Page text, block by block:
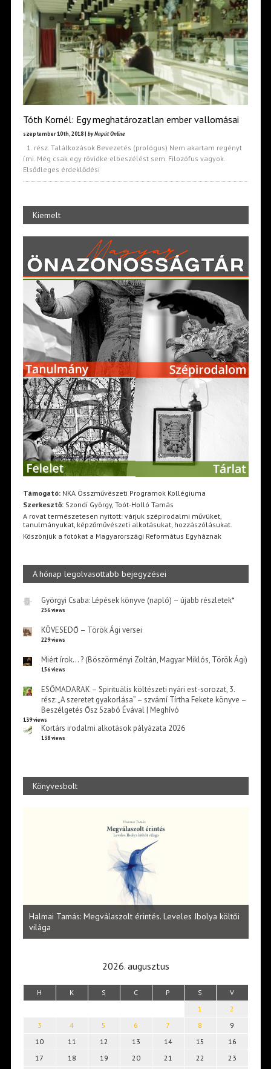
Tóth Kornél: Egy meghatározatlan ember vallomásai
szeptember 10th, 2018 | by Napút Online
1. rész. Találkozások Bevezetés (prológus) Nem akartam regényt
írni. Még csak egy rövidke elbeszélést sem. Filozófus vagyok.
Elsődleges érdeklődési
Kiemelt
Támogató:NKA Összművészeti Programok Kollégiuma
Szerkesztő:Szondi György, Toót-Holló Tamás
A rovat természetesen nyitott: várjuk szépirodalmi művüket,
tanulmányukat, képzőművészeti alkotásukat, hozzászólásukat.
Köszönjük a fotókat a Magyarországi Református Egyháznak
A hónap legolvasottabb bejegyzései
Györgyi Csaba: Lépések könyve (napló) – újabb részletek*
256 views
KÖVESEDŐ – Török Ági versei
229 views
Miért írok… ? (Böszörményi Zoltán, Magyar Miklós, Török Ági)
156 views
ESŐMADARAK – Spirituális költészeti nyári est-sorozat, 3.
rész: „A szeretet gyakorlása” – szvámí Tírtha Fekete könyve –
Beszélgetés Ősz Szabó Évával | Meghívó
139 views
Kortárs irodalmi alkotások pályázata 2026
138 views
Könyvesbolt
Halmai Tamás: Megválaszolt érintés. Leveles Ibolya költői
világa
2026. augusztus
H K S C P S V
1
2
3
4 5 6 7 8
9
10
11 12 13 14 15
16
17
18 19 20 21 22
23